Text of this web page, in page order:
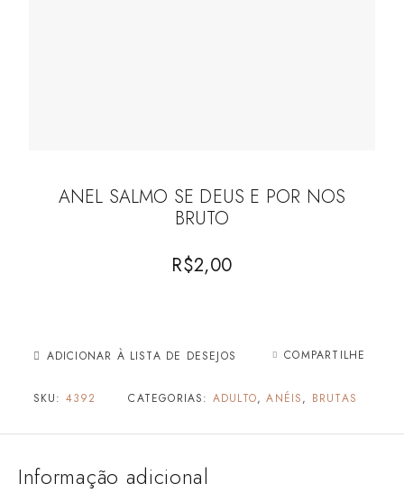
ANEL SALMO SE DEUS E POR NOS
BRUTO
R$2,00
ADICIONAR À LISTA DE DESEJOS COMPARTILHE
SKU: 4392 CATEGORIAS: ADULTO,ANÉIS, BRUTAS
Informação adicional